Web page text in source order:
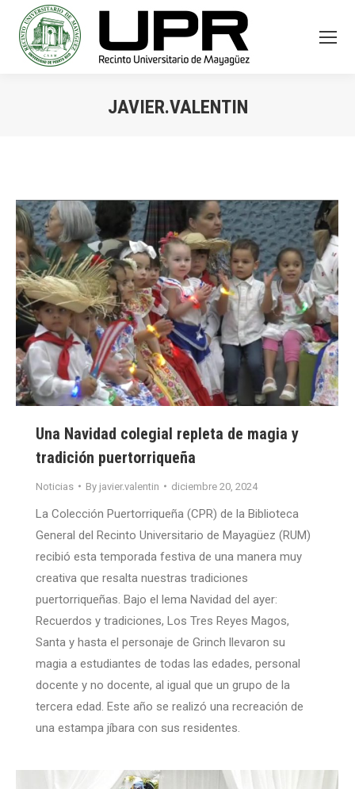
JAVIER.VALENTIN
Una Navidad colegial repleta de magia y
tradición puertorriqueña
Noticias By javier.valentin diciembre 20, 2024
La Colección Puertorriqueña (CPR) de la Biblioteca
General del Recinto Universitario de Mayagüez (RUM)
recibió esta temporada festiva de una manera muy
creativa que resalta nuestras tradiciones
puertorriqueñas. Bajo el lema Navidad del ayer:
Recuerdos y tradiciones, Los Tres Reyes Magos,
Santa y hasta el personaje de Grinch llevaron su
magia a estudiantes de todas las edades, personal
docente y no docente, al igual que un grupo de la
tercera edad. Este año se realizó una recreación de
una estampa jíbara con sus residentes.